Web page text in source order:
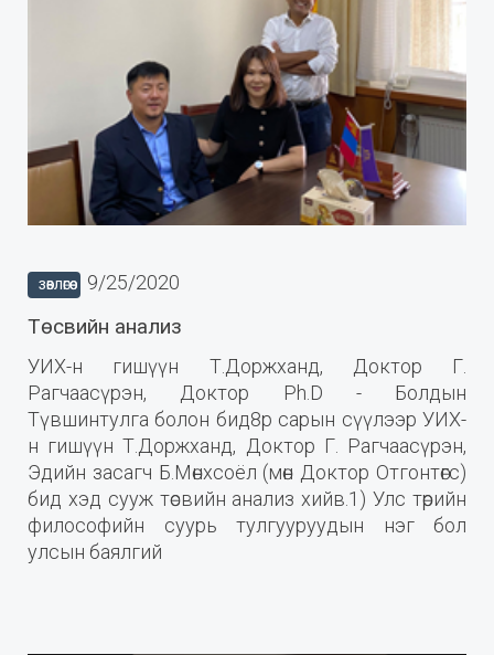
ЗӨВЛӨГӨӨ 9/25/2020
Төсвийн анализ
УИХ-н гишүүн Т.Доржханд, Доктор Г.
Рагчаасүрэн, Доктор Ph.D - Болдын
Түвшинтyлга болон бид8р сарын сүүлээр УИХ-
н гишүүн Т.Доржханд, Доктор Г. Рагчаасүрэн,
Эдийн засагч Б.Мөнхсоёл (мөн Доктор Отгонтөгс)
бид хэд сууж төсвийн анализ хийв.1) Улс төрийн
философийн суурь тулгууруудын нэг бол
улсын баялгий